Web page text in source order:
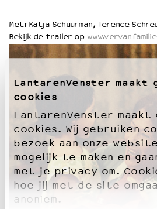
LantarenVenster maakt
cookies
LantarenVenster maakt
cookies. Wij gebruiken
bezoek aan onze
mogelijk te maken en
met je privacy om.
hoe jij met de site
anoniem.
Integriteits- en gedragscode
Duurzaamheid
Culturele boycot Israël
Met: Katja Schuurman, Terence
Bekijk de trailer op